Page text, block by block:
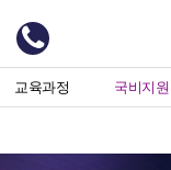
교육과정 국비지원